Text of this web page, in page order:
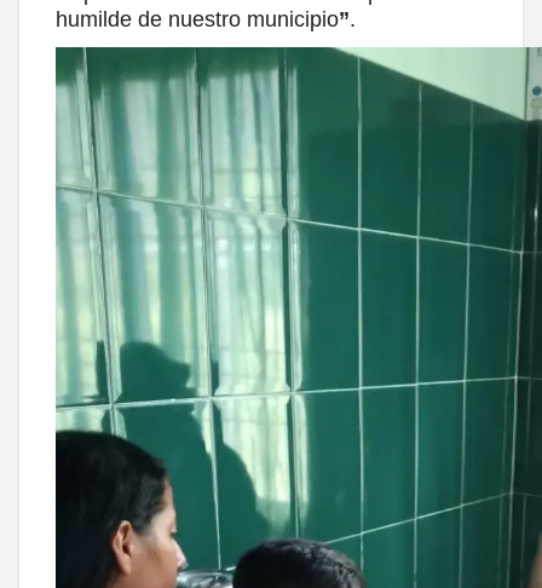
humilde de nuestro municipio”.